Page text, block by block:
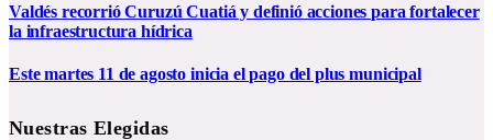
Valdés recorrió Curuzú Cuatiá y definió acciones para fortalecer
la infraestructura hídrica
Este martes 11 de agosto inicia el pago del plus municipal
Nuestras Elegidas